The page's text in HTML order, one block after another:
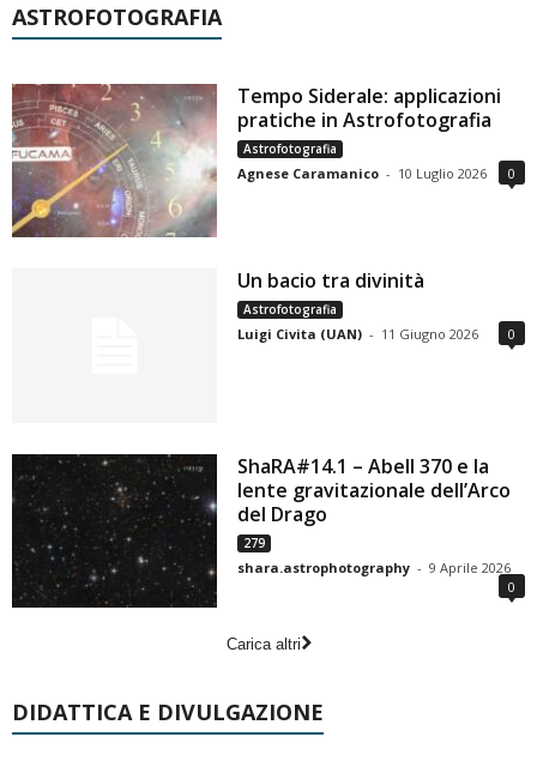
ASTROFOTOGRAFIA
Tempo Siderale: applicazioni
pratiche in Astrofotografia
Astrofotografia
Agnese Caramanico - 10 Luglio 2026 0
Un bacio tra divinità
Astrofotografia
Luigi Civita (UAN) - 11 Giugno 2026 0
ShaRA#14.1 – Abell 370 e la
lente gravitazionale dell’Arco
del Drago
279
shara.astrophotography - 9 Aprile 2026
0
Carica altri
DIDATTICA E DIVULGAZIONE